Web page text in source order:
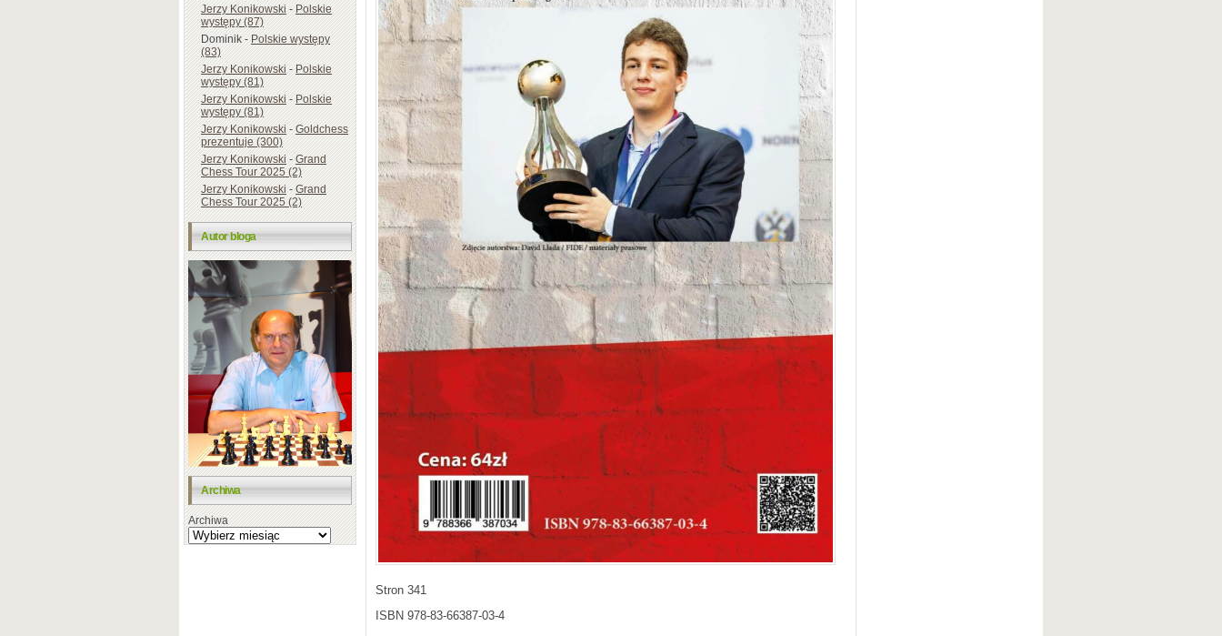
Jerzy Konikowski-Polskie
występy (87)
Dominik-Polskie występy
(83)
Jerzy Konikowski-Polskie
występy (81)
Jerzy Konikowski-Polskie
występy (81)
Jerzy Konikowski-Goldchess
prezentuje (300)
Jerzy Konikowski-Grand
Chess Tour 2025 (2)
Jerzy Konikowski-Grand
Chess Tour 2025 (2)
Autor bloga
Archiwa
Archiwa
Stron 341
ISBN 978-83-66387-03-4